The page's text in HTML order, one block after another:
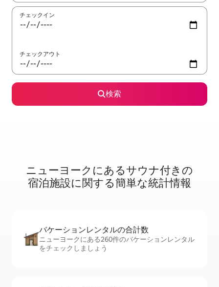
チェックイン
チェックアウト
検索
ニューヨークに⁠あ⁠るサ⁠ウ⁠ナ⁠付⁠き⁠の
宿⁠泊⁠施⁠設⁠に関⁠す⁠る簡⁠単⁠な統⁠計⁠情⁠報
バケーションレ⁠ン⁠タ⁠ル⁠の合⁠計⁠数
ニューヨークにある260件のバケーションレンタル
をチェックしましょう